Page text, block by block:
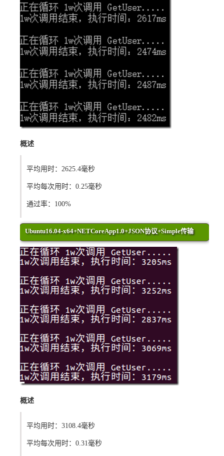
概述
平均用时：2625.4毫秒
平均每次用时：0.25毫秒
通过率：100%
Ubuntu16.04-x64+NETCoreApp1.0+JSON协议+Simple传输
概述
平均用时：3108.4毫秒
平均每次用时：0.31毫秒